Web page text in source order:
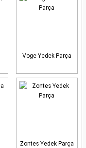
Voge Yedek Parça
Zontes Yedek Parça